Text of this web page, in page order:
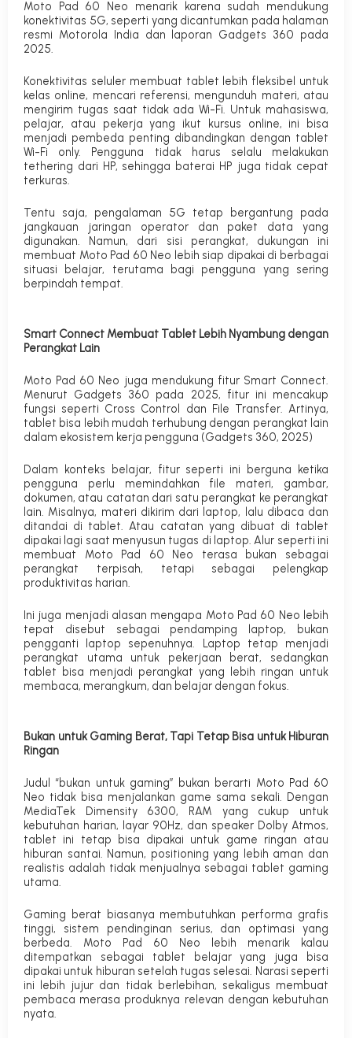
Moto Pad 60 Neo menarik karena sudah mendukung
konektivitas 5G, seperti yang dicantumkan pada halaman
resmi Motorola India dan laporan Gadgets 360 pada
2025.
Konektivitas seluler membuat tablet lebih fleksibel untuk
kelas online, mencari referensi, mengunduh materi, atau
mengirim tugas saat tidak ada Wi-Fi. Untuk mahasiswa,
pelajar, atau pekerja yang ikut kursus online, ini bisa
menjadi pembeda penting dibandingkan dengan tablet
Wi-Fi only. Pengguna tidak harus selalu melakukan
tethering dari HP, sehingga baterai HP juga tidak cepat
terkuras.
Tentu saja, pengalaman 5G tetap bergantung pada
jangkauan jaringan operator dan paket data yang
digunakan. Namun, dari sisi perangkat, dukungan ini
membuat Moto Pad 60 Neo lebih siap dipakai di berbagai
situasi belajar, terutama bagi pengguna yang sering
berpindah tempat.
Smart Connect Membuat Tablet Lebih Nyambung dengan
Perangkat Lain
Moto Pad 60 Neo juga mendukung fitur Smart Connect.
Menurut Gadgets 360 pada 2025, fitur ini mencakup
fungsi seperti Cross Control dan File Transfer. Artinya,
tablet bisa lebih mudah terhubung dengan perangkat lain
dalam ekosistem kerja pengguna (Gadgets 360, 2025)
Dalam konteks belajar, fitur seperti ini berguna ketika
pengguna perlu memindahkan file materi, gambar,
dokumen, atau catatan dari satu perangkat ke perangkat
lain. Misalnya, materi dikirim dari laptop, lalu dibaca dan
ditandai di tablet. Atau catatan yang dibuat di tablet
dipakai lagi saat menyusun tugas di laptop. Alur seperti ini
membuat Moto Pad 60 Neo terasa bukan sebagai
perangkat terpisah, tetapi sebagai pelengkap
produktivitas harian.
Ini juga menjadi alasan mengapa Moto Pad 60 Neo lebih
tepat disebut sebagai pendamping laptop, bukan
pengganti laptop sepenuhnya. Laptop tetap menjadi
perangkat utama untuk pekerjaan berat, sedangkan
tablet bisa menjadi perangkat yang lebih ringan untuk
membaca, merangkum, dan belajar dengan fokus.
Bukan untuk Gaming Berat, Tapi Tetap Bisa untuk Hiburan
Ringan
Judul “bukan untuk gaming” bukan berarti Moto Pad 60
Neo tidak bisa menjalankan game sama sekali. Dengan
MediaTek Dimensity 6300, RAM yang cukup untuk
kebutuhan harian, layar 90Hz, dan speaker Dolby Atmos,
tablet ini tetap bisa dipakai untuk game ringan atau
hiburan santai. Namun, positioning yang lebih aman dan
realistis adalah tidak menjualnya sebagai tablet gaming
utama.
Gaming berat biasanya membutuhkan performa grafis
tinggi, sistem pendinginan serius, dan optimasi yang
berbeda. Moto Pad 60 Neo lebih menarik kalau
ditempatkan sebagai tablet belajar yang juga bisa
dipakai untuk hiburan setelah tugas selesai. Narasi seperti
ini lebih jujur dan tidak berlebihan, sekaligus membuat
pembaca merasa produknya relevan dengan kebutuhan
nyata.